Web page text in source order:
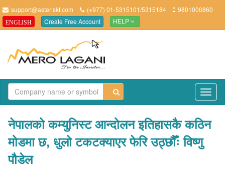
support@asteriskt.com (+977) 01-5315101/5315184 9801000860
ENGLISH Create Free Account HELP
नेपालको कम्युनिस्ट आन्दोलन इतिहासकै कठिन
मोडमा छ, धुलो टकटक्याएर फेरि उठ्छौँः विष्णु
पौडेल